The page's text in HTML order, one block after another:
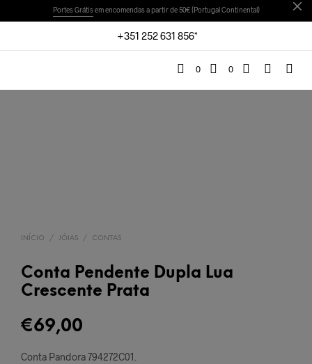
Portes Grátisem encomendas a partir de 50€ (Portugal Continental)
+351 252 631 856*
0 0
INÍCIO / JÓIAS / CONTAS
Conta Pendente Dupla Lua
Crescente Prata
€69,00
Conta Pandora 794272C01.